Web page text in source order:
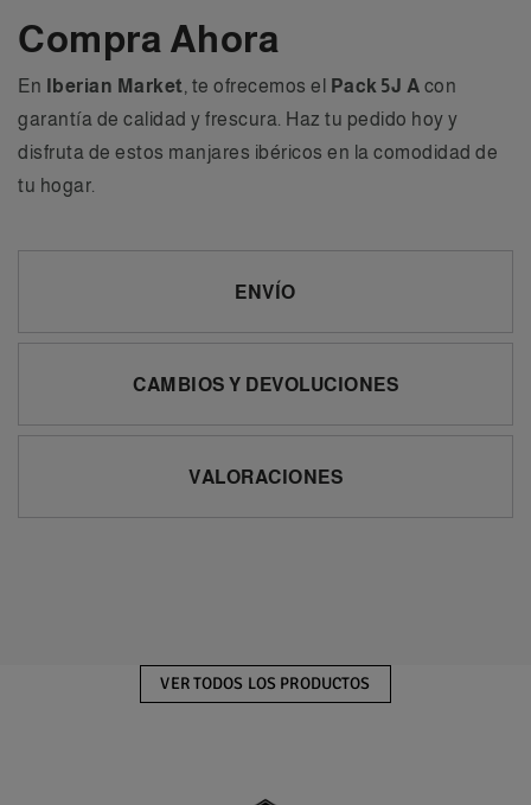
Compra Ahora
En Iberian Market , te ofrecemos el Pack 5J A con
garantía de calidad y frescura. Haz tu pedido hoy y
disfruta de estos manjares ibéricos en la comodidad de
tu hogar.
ENVÍO
CAMBIOS Y DEVOLUCIONES
VALORACIONES
VER TODOS LOS PRODUCTOS